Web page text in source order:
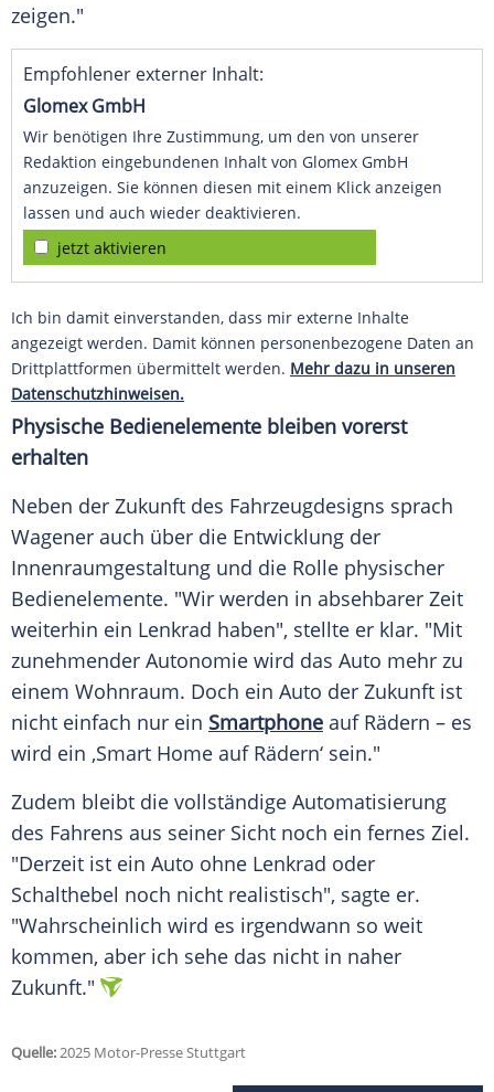
zeigen."
Empfohlener externer Inhalt:
Glomex GmbH
Wir benötigen Ihre Zustimmung, um den von unserer
Redaktion eingebundenen Inhalt von Glomex GmbH
anzuzeigen. Sie können diesen mit einem Klick anzeigen
lassen und auch wieder deaktivieren.
jetzt aktivieren
Ich bin damit einverstanden, dass mir externe Inhalte
angezeigt werden. Damit können personenbezogene Daten an
Drittplattformen übermittelt werden. Mehr dazu in unseren
Datenschutzhinweisen.
Physische Bedienelemente bleiben vorerst
erhalten
Neben der Zukunft des Fahrzeugdesigns sprach
Wagener auch über die Entwicklung der
Innenraumgestaltung und die Rolle physischer
Bedienelemente. "Wir werden in absehbarer Zeit
weiterhin ein Lenkrad haben", stellte er klar. "Mit
zunehmender Autonomie wird das Auto mehr zu
einem Wohnraum. Doch ein Auto der Zukunft ist
nicht einfach nur ein Smartphone auf Rädern – es
wird ein ‚Smart Home auf Rädern‘ sein."
Zudem bleibt die vollständige Automatisierung
des Fahrens aus seiner Sicht noch ein fernes Ziel.
"Derzeit ist ein Auto ohne Lenkrad oder
Schalthebel noch nicht realistisch", sagte er.
"Wahrscheinlich wird es irgendwann so weit
kommen, aber ich sehe das nicht in naher
Zukunft."
Quelle:2025 Motor-Presse Stuttgart